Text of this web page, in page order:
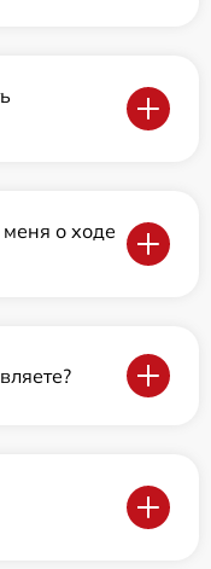
о ходе